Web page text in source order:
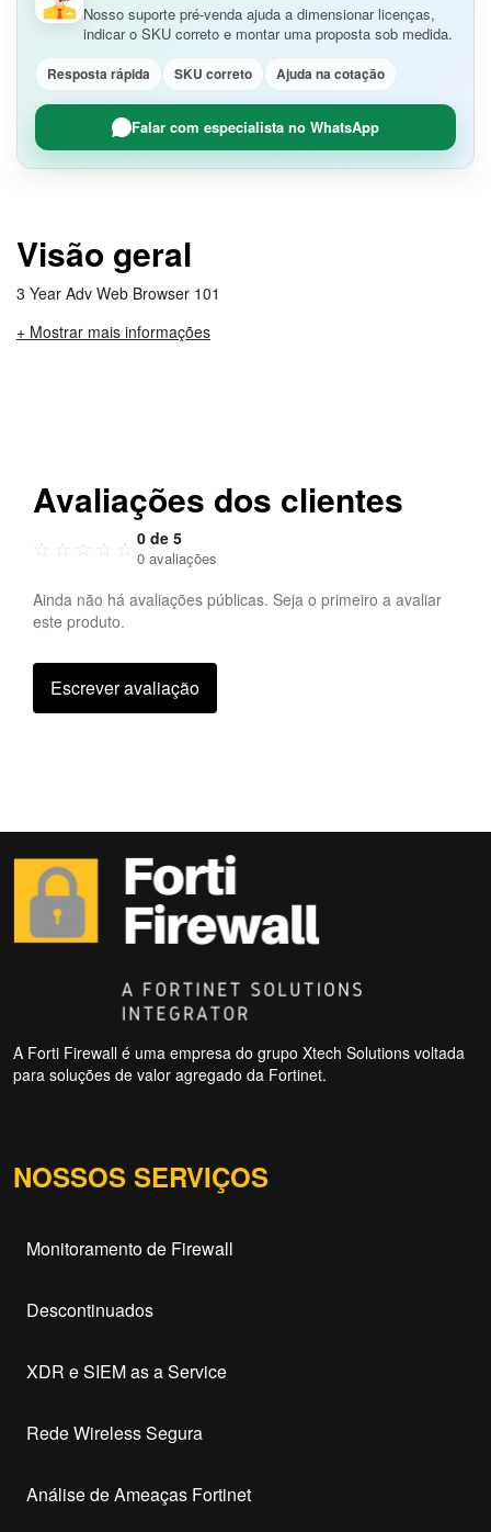
Nosso suporte pré-venda ajuda a dimensionar licenças,
indicar o SKU correto e montar uma proposta sob medida.
Resposta rápida SKU correto Ajuda na cotação
Falar com especialista no WhatsApp
Visão geral
3 Year Adv Web Browser 101
+ Mostrar mais informações
Avaliações dos clientes
☆ ☆ ☆ ☆ ☆ 0 de 5
0 avaliações
Ainda não há avaliações públicas. Seja o primeiro a avaliar
este produto.
Escrever avaliação
A Forti Firewall é uma empresa do grupo Xtech Solutions voltada
para soluções de valor agregado da Fortinet.
NOSSOS SERVIÇOS
Monitoramento de Firewall
Descontinuados
XDR e SIEM as a Service
Rede Wireless Segura
Análise de Ameaças Fortinet